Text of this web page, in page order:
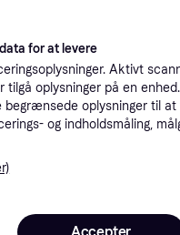
for at levere
Aktivt
oplysninger på en
oplysninger til
og indholdsmåling,